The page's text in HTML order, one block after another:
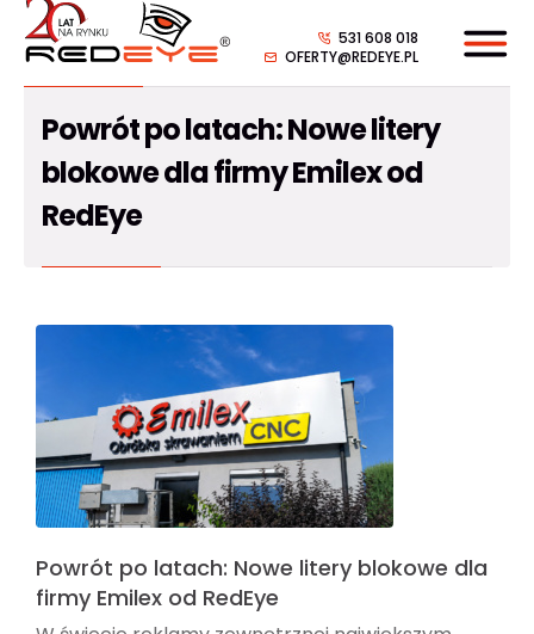
531 608 018
OFERTY@REDEYE.PL
Powrót po latach: Nowe litery
blokowe dla firmy Emilex od
RedEye
Powrót po latach: Nowe litery blokowe dla
firmy Emilex od RedEye